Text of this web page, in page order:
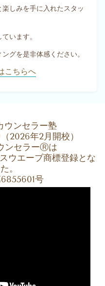
しみを手に入れたスタッ
います。
グを是非体感ください。
こちらへ
ウンセラー塾
2026年2月開校）
ンセラーⓇは
ウエーブ商標登録とな
。
号